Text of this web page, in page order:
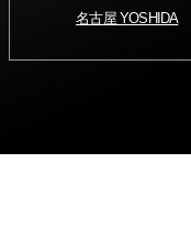
名古屋 YOSHIDA